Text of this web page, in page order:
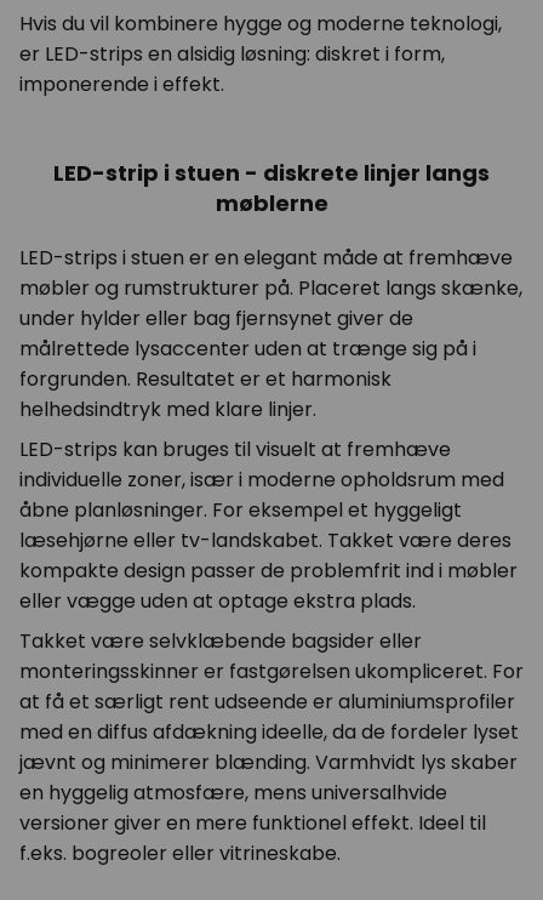
Hvis du vil kombinere hygge og moderne teknologi,
er LED-strips en alsidig løsning: diskret i form,
imponerende i effekt.
LED-strip i stuen - diskrete linjer langs
møblerne
LED-strips i stuen er en elegant måde at fremhæve
møbler og rumstrukturer på. Placeret langs skænke,
under hylder eller bag fjernsynet giver de
målrettede lysaccenter uden at trænge sig på i
forgrunden. Resultatet er et harmonisk
helhedsindtryk med klare linjer.
LED-strips kan bruges til visuelt at fremhæve
individuelle zoner, især i moderne opholdsrum med
åbne planløsninger. For eksempel et hyggeligt
læsehjørne eller tv-landskabet. Takket være deres
kompakte design passer de problemfrit ind i møbler
eller vægge uden at optage ekstra plads.
Takket være selvklæbende bagsider eller
monteringsskinner er fastgørelsen ukompliceret. For
at få et særligt rent udseende er aluminiumsprofiler
med en diffus afdækning ideelle, da de fordeler lyset
jævnt og minimerer blænding. Varmhvidt lys skaber
en hyggelig atmosfære, mens universalhvide
versioner giver en mere funktionel effekt. Ideel til
f.eks. bogreoler eller vitrineskabe.